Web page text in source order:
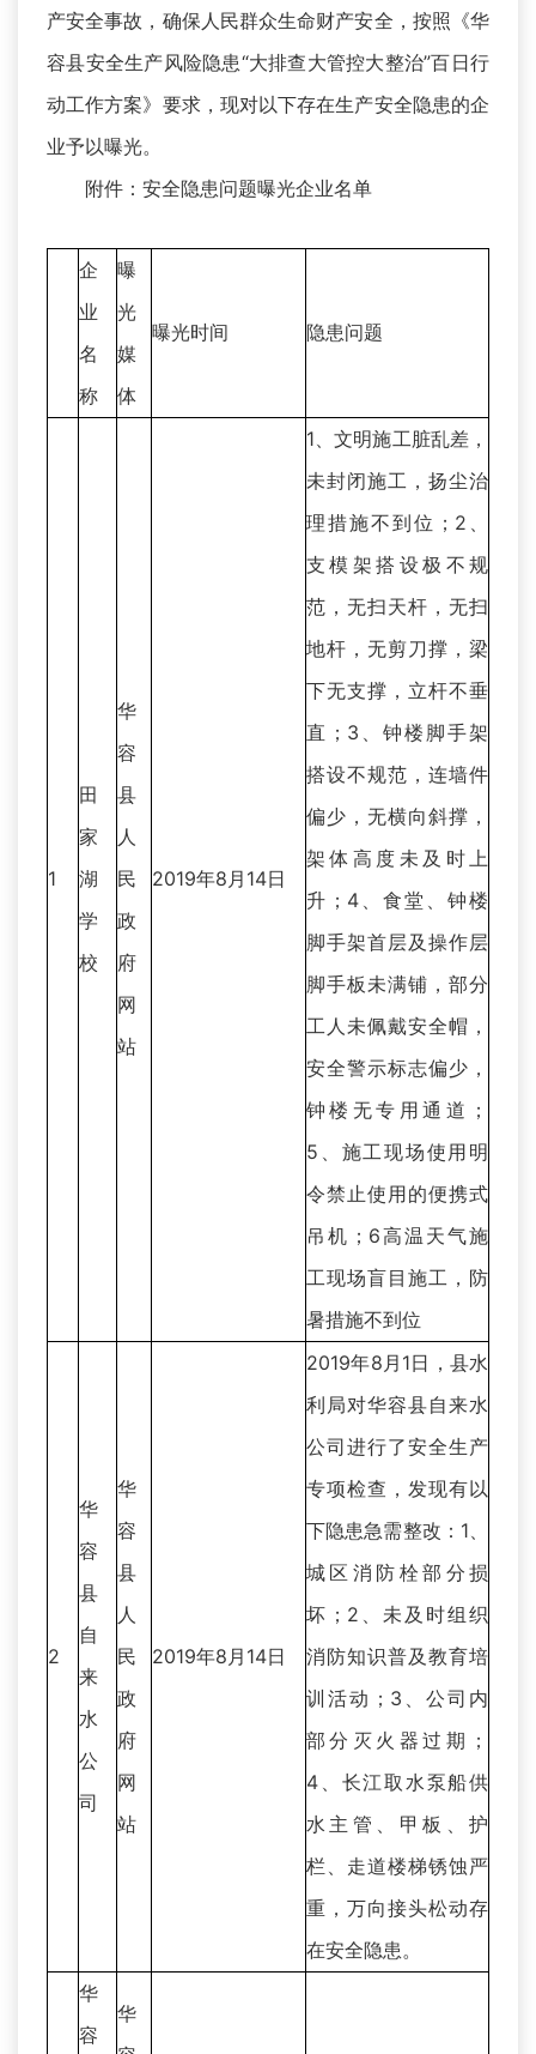
产安全事故，确保人民群众生命财产安全，按照《华
容县安全生产风险隐患“大排查大管控大整治”百日行
动工作方案》要求，现对以下存在生产安全隐患的企
业予以曝光。
附件：安全隐患问题曝光企业名单
企
业
名
称
曝
光
媒
体
曝光时间 隐患问题
1
田
家
湖
学
校
华
容
县
人
民
政
府
网
站
2019年8月14日
1、文明施工脏乱差，
未封闭施工，扬尘治
理措施不到位；2、
支模架搭设极不规
范，无扫天杆，无扫
地杆，无剪刀撑，梁
下无支撑，立杆不垂
直；3、钟楼脚手架
搭设不规范，连墙件
偏少，无横向斜撑，
架体高度未及时上
升；4、食堂、钟楼
脚手架首层及操作层
脚手板未满铺，部分
工人未佩戴安全帽，
安全警示标志偏少，
钟楼无专用通道；
5、施工现场使用明
令禁止使用的便携式
吊机；6高温天气施
工现场盲目施工，防
暑措施不到位
2
华
容
县
自
来
水
公
司
华
容
县
人
民
政
府
网
站
2019年8月14日
2019年8月1日，县水
利局对华容县自来水
公司进行了安全生产
专项检查，发现有以
下隐患急需整改：1、
城区消防栓部分损
坏；2、未及时组织
消防知识普及教育培
训活动；3、公司内
部分灭火器过期；
4、长江取水泵船供
水主管、甲板、护
栏、走道楼梯锈蚀严
重，万向接头松动存
在安全隐患。
华
容
华